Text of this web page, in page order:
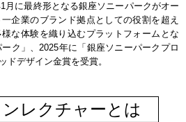
月に最終形となる銀座ソニーパークがオー
企業のブランド拠点としての役割を超え
な体験を織り込むプラットフォームとな
ク」、2025年に「銀座ソニーパークプロ
ドデザイン金賞を受賞。
レクチャーとは